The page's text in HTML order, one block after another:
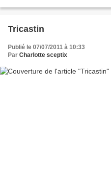
Tricastin
Publié le 07/07/2011 à 10:33
Par Charlotte sceptix